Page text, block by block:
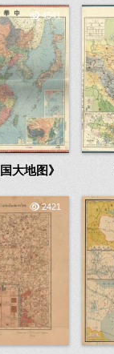
4541
大地图》
2421